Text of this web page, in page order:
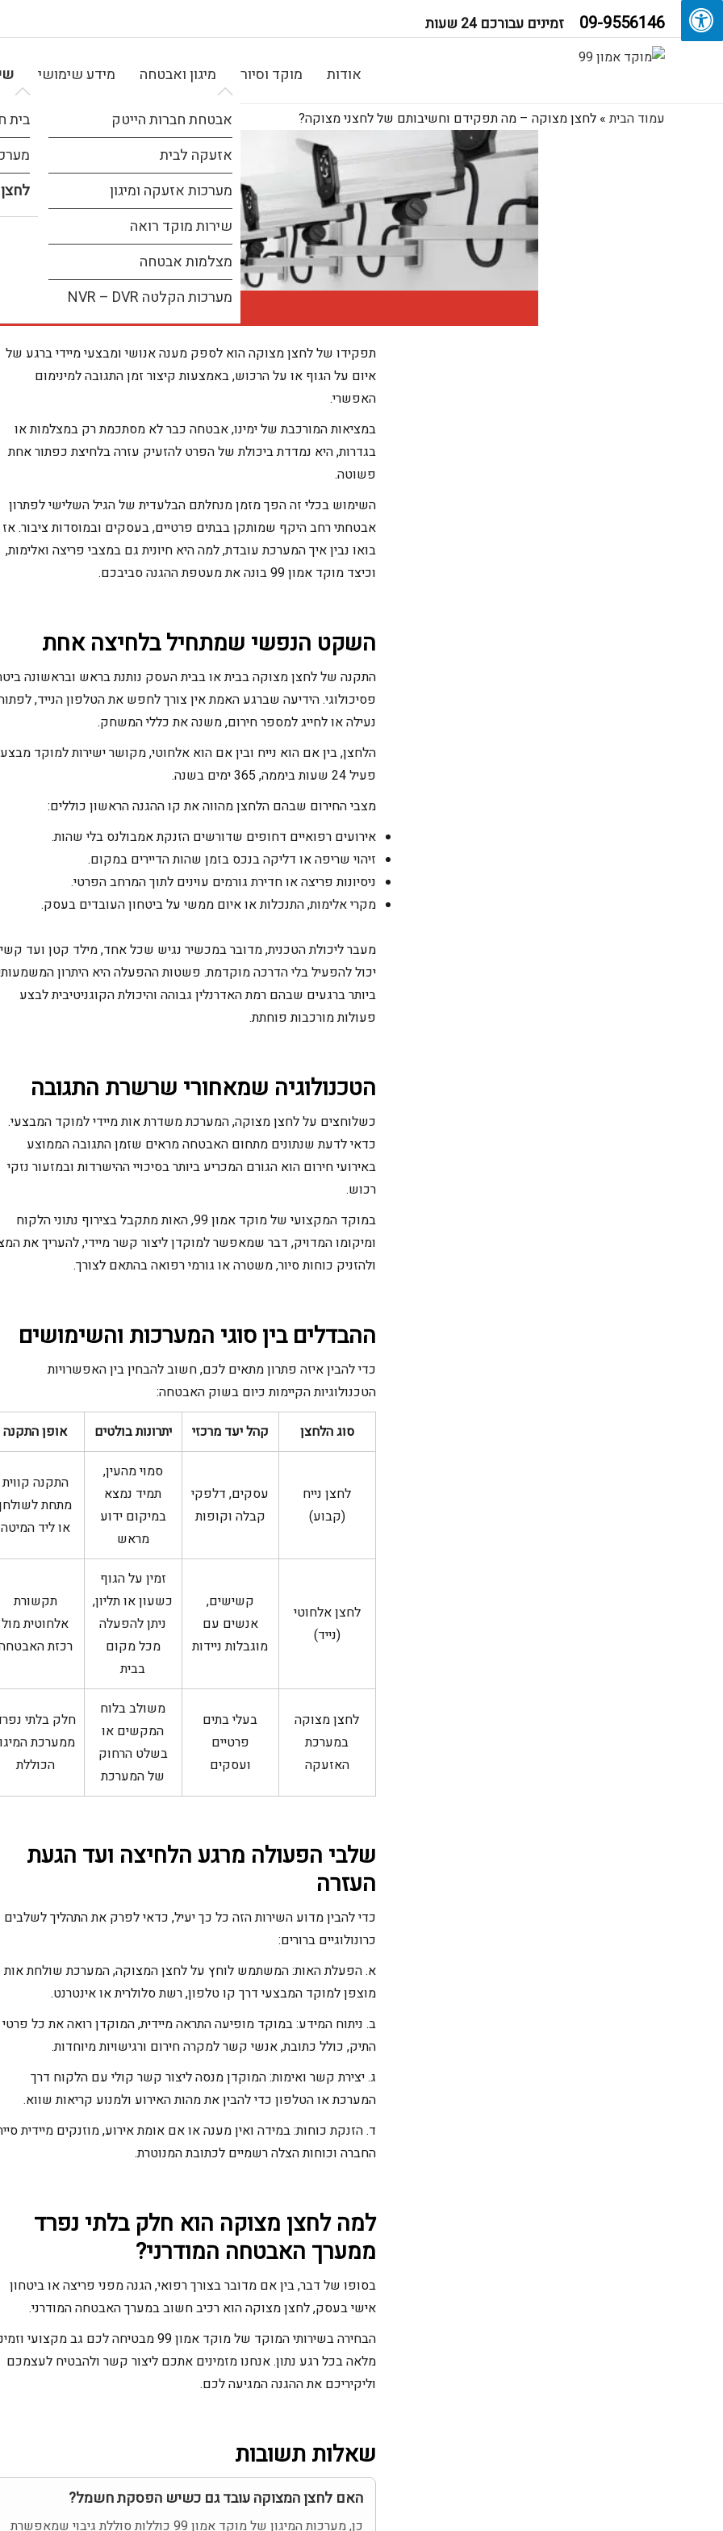
09-9556146 זמינים עבורכם 24 שעות
אודות מוקד וסיור מיגון ואבטחה
אבטחת חברות הייטק
אזעקה לבית
מערכות אזעקה ומיגון
שירות מוקד רואה
מצלמות אבטחה
מערכות הקלטה NVR – DVR
מידע שימושי
בית
עמוד הבית» לחצן מצוקה – מה תפקידם וחשיבותם של לחצני מצוקה?
לחצן מצוקה -
תפקידו של לחצן מצוקה הוא לספק מענה אנושי ומבצעי מיידי ברגע של
איום על הגוף או על הרכוש, באמצעות קיצור זמן התגובה למינימום
האפשרי.
במציאות המורכבת של ימינו, אבטחה כבר לא מסתכמת רק במצלמות או
בגדרות, היא נמדדת ביכולת של הפרט להזעיק עזרה בלחיצת כפתור אחת
פשוטה.
השימוש בכלי זה הפך מזמן מנחלתם הבלעדית של הגיל השלישי לפתרון
אבטחתי רחב היקף שמותקן בבתים פרטיים, בעסקים ובמוסדות ציבור. אז
בואו נבין איך המערכת עובדת, למה היא חיונית גם במצבי פריצה ואלימות,
וכיצד מוקד אמון 99 בונה את מעטפת ההגנה סביבכם.
השקט הנפשי שמתחיל בלחיצה אחת
התקנה של לחצן מצוקה בבית או בבית העסק נותנת בראש ובראשונה
פסיכולוגי. הידיעה שברגע האמת אין צורך לחפש את הטלפון הנייד,
נעילה או לחייג למספר חירום, משנה את כללי המשחק.
הלחצן, בין אם הוא נייח ובין אם הוא אלחוטי, מקושר ישירות למוקד
פעיל 24 שעות ביממה, 365 ימים בשנה.
מצבי החירום שבהם הלחצן מהווה את קו ההגנה הראשון כוללים:
אירועים רפואיים דחופים שדורשים הזנקת אמבולנס בלי שהות.
זיהוי שריפה או דליקה בנכס בזמן שהות הדיירים במקום.
ניסיונות פריצה או חדירת גורמים עוינים לתוך המרחב הפרטי.
מקרי אלימות, התנכלות או איום ממשי על ביטחון העובדים בעסק.
מעבר ליכולת הטכנית, מדובר במכשיר נגיש שכל אחד, מילד קטן ועד
יכול להפעיל בלי הדרכה מוקדמת. פשטות ההפעלה היא היתרון
ביותר ברגעים שבהם רמת האדרנלין גבוהה והיכולת הקוגניטיבית לבצע
פעולות מורכבות פוחתת.
הטכנולוגיה שמאחורי שרשרת התגובה
כשלוחצים על לחצן מצוקה, המערכת משדרת אות מיידי למוקד המבצעי.
כדאי לדעת שנתונים מתחום האבטחה מראים שזמן התגובה הממוצע
באירועי חירום הוא הגורם המכריע ביותר בסיכויי ההישרדות ובמזעור נזקי
רכוש.
במוקד המקצועי של מוקד אמון 99, האות מתקבל בצירוף נתוני הלקוח
ומיקומו המדויק, דבר שמאפשר למוקדן ליצור קשר מיידי, להעריך את
ולהזניק כוחות סיור, משטרה או גורמי רפואה בהתאם לצורך.
ההבדלים בין סוגי המערכות והשימושים
כדי להבין איזה פתרון מתאים לכם, חשוב להבחין בין האפשרויות
הטכנולוגיות הקיימות כיום בשוק האבטחה:
סוג הלחצן קהל יעד מרכזי יתרונות בולטים אופן התקנה
לחצן נייח
(קבוע)
עסקים, דלפקי
קבלה וקופות
סמוי מהעין,
תמיד נמצא
במיקום ידוע
מראש
התקנה קווית
מתחת
או ליד המיטה
לחצן אלחוטי
(נייד)
קשישים,
אנשים עם
מוגבלות ניידות
זמין על הגוף
כשעון או תליון,
ניתן להפעלה
מכל מקום
בבית
תקשורת
אלחוטית מול
רכזת
לחצן מצוקה
במערכת
האזעקה
בעלי בתים
פרטיים
ועסקים
משולב בלוח
המקשים או
בשלט הרחוק
של המערכת
חלק בלתי
ממערכת
הכוללת
שלבי הפעולה מרגע הלחיצה ועד הגעת
העזרה
כדי להבין מדוע השירות הזה כל כך יעיל, כדאי לפרק את התהליך לשלבים
כרונולוגיים ברורים:
א. הפעלת האות: המשתמש לוחץ על לחצן המצוקה, המערכת שולחת אות
מוצפן למוקד המבצעי דרך קו טלפון, רשת סלולרית או אינטרנט.
ב. ניתוח המידע: במוקד מופיעה התראה מיידית, המוקדן רואה את כל פרטי
התיק, כולל כתובת, אנשי קשר למקרה חירום ורגישויות מיוחדות.
ג. יצירת קשר ואימות: המוקדן מנסה ליצור קשר קולי עם הלקוח דרך
המערכת או הטלפון כדי להבין את מהות האירוע ולמנוע קריאות שווא.
ד. הזנקת כוחות: במידה ואין מענה או אם אומת אירוע, מוזנקים מיידית
החברה וכוחות הצלה רשמיים לכתובת המנוטרת.
למה לחצן מצוקה הוא חלק בלתי נפרד
ממערך האבטחה המודרני?
בסופו של דבר, בין אם מדובר בצורך רפואי, הגנה מפני פריצה או ביטחון
אישי בעסק, לחצן מצוקה הוא רכיב חשוב במערך האבטחה המודרני.
הבחירה בשירותי המוקד של מוקד אמון 99 מבטיחה לכם גב מקצועי
מלאה בכל רגע נתון. אנחנו מזמינים אתכם ליצור קשר ולהבטיח לעצמכם
וליקיריכם את ההגנה המגיעה לכם.
שאלות תשובות
האם לחצן המצוקה עובד גם כשיש הפסקת חשמל?
כן, מערכות המיגון של מוקד אמון 99 כוללות סוללת גיבוי שמאפשרת